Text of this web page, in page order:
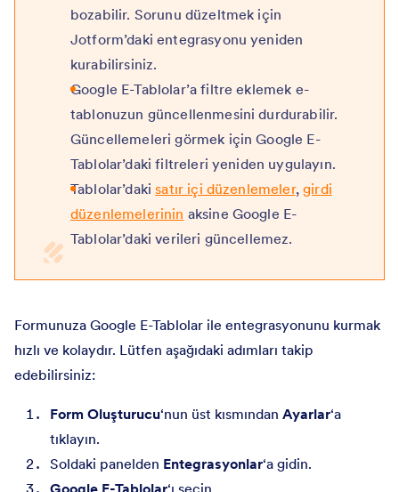
bozabilir. Sorunu düzeltmek için
Jotform’daki entegrasyonu yeniden
kurabilirsiniz.
Google E-Tablolar’a filtre eklemek e-
tablonuzun güncellenmesini durdurabilir.
Güncellemeleri görmek için Google E-
Tablolar’daki filtreleri yeniden uygulayın.
Tablolar’dakisatır içi düzenlemeler,girdi
düzenlemelerinin aksine Google E-
Tablolar’daki verileri güncellemez.
Formunuza Google E-Tablolar ile entegrasyonunu kurmak
hızlı ve kolaydır. Lütfen aşağıdaki adımları takip
edebilirsiniz:
Form Oluşturucu‘nun üst kısmından Ayarlar‘a
tıklayın.
Soldaki panelden Entegrasyonlar‘a gidin.